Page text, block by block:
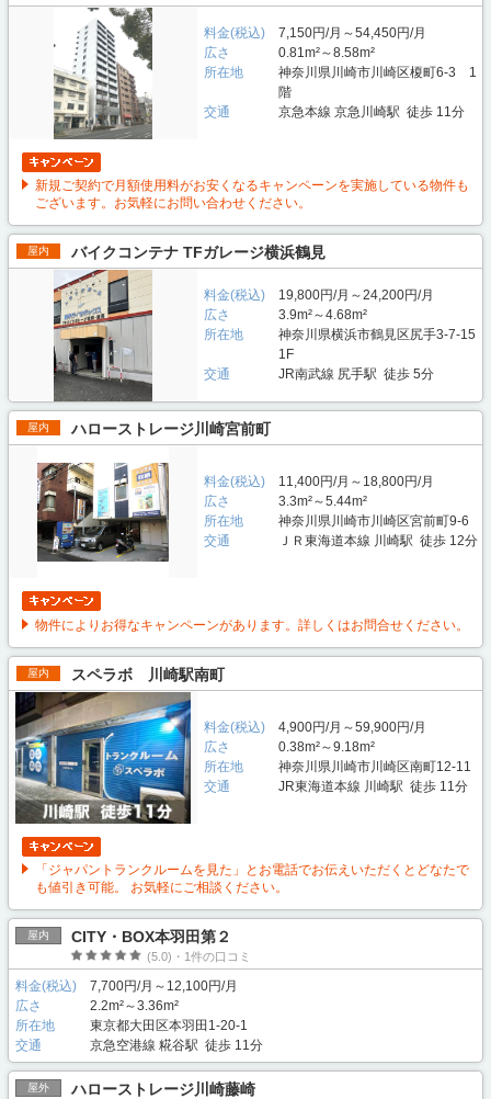
料金(税込)
7,150円/月～54,450円/月
広さ
0.81m²～8.58m²
所在地
神奈川県川崎市川崎区榎町6-3 1
階
交通
京急本線 京急川崎駅 徒歩 11分
新規ご契約で月額使用料がお安くなるキャンペーンを実施している物件も
ございます。お気軽にお問い合わせください。
屋内 バイクコンテナ TFガレージ横浜鶴見
料金(税込)
19,800円/月～24,200円/月
広さ
3.9m²～4.68m²
所在地
神奈川県横浜市鶴見区尻手3-7-15
1F
交通
JR南武線 尻手駅 徒歩 5分
屋内 ハローストレージ川崎宮前町
料金(税込)
11,400円/月～18,800円/月
広さ
3.3m²～5.44m²
所在地
神奈川県川崎市川崎区宮前町9-6
交通
ＪＲ東海道本線 川崎駅 徒歩 12分
物件によりお得なキャンペーンがあります。詳しくはお問合せください。
屋内 スペラボ 川崎駅南町
料金(税込)
4,900円/月～59,900円/月
広さ
0.38m²～9.18m²
所在地
神奈川県川崎市川崎区南町12-11
交通
JR東海道本線 川崎駅 徒歩 11分
「ジャパントランクルームを見た」とお電話でお伝えいただくとどなたで
も値引き可能。 お気軽にご相談ください。
屋内 CITY・BOX本羽田第２
(5.0)・1件の口コミ
料金(税込)
7,700円/月～12,100円/月
広さ
2.2m²～3.36m²
所在地
東京都大田区本羽田1-20-1
交通
京急空港線 糀谷駅 徒歩 11分
屋外 ハローストレージ川崎藤崎